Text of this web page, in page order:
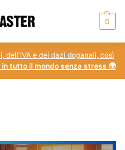
0
dell'IVA e dei dazi doganali, così
tutto il mondo senza stress 🌍